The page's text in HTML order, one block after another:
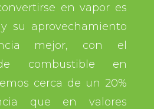
en vapor es
su aprovechamiento
mejor, con el
combustible en
cerca de un 20%
que en valores